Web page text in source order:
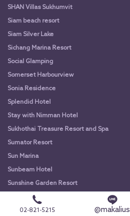
SHAN Villas Sukhumvit
Siam beach resort
Siam Silver Lake
Sichang Marina Resort
Social Glamping
Somerset Harbourview
Sonia Residence
Splendid Hotel
Stay with Nimman Hotel
Sukhothai Treasure Resort and Spa
Sumator Resort
Sun Marina
Sunbeam Hotel
Sunshine Garden Resort
Sunshine Hip Hotel
Sunshine Hotel & Residences
02-821-5215 @makalius